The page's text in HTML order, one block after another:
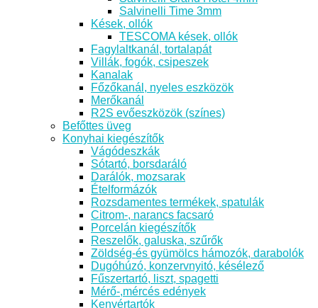
Salvinelli Time 3mm
Kések, ollók
TESCOMA kések, ollók
Fagylaltkanál, tortalapát
Villák, fogók, csipeszek
Kanalak
Főzőkanál, nyeles eszközök
Merőkanál
R2S evőeszközök (színes)
Befőttes üveg
Konyhai kiegészítők
Vágódeszkák
Sótartó, borsdaráló
Darálók, mozsarak
Ételformázók
Rozsdamentes termékek, spatulák
Citrom-, narancs facsaró
Porcelán kiegészítők
Reszelők, galuska, szűrők
Zöldség-és gyümölcs hámozók, darabolók
Dugóhúzó, konzervnyitó, késélező
Fűszertartó, liszt, spagetti
Mérő-,mércés edények
Kenyértartók